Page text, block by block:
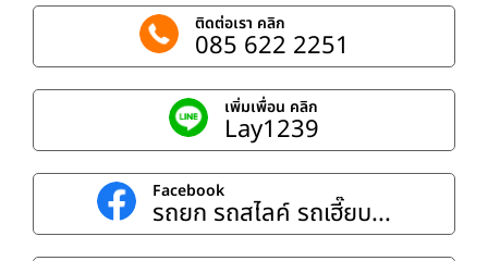
ติดต่อเรา คลิก
085 622 2251
เพิ่มเพื่อน คลิก
Lay1239
Facebook
รถยก รถสไลค์ รถเฮี๊ยบ...